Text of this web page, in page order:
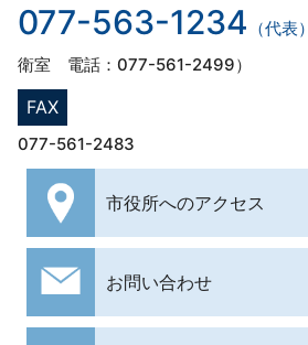
077-563-1234 （代表）
衛室 電話：077-561-2499）
FAX
077-561-2483
市役所へのアクセス
お問い合わせ